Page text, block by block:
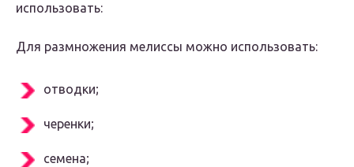
использовать:
Для размножения мелиссы можно использовать:
отводки;
черенки;
семена;